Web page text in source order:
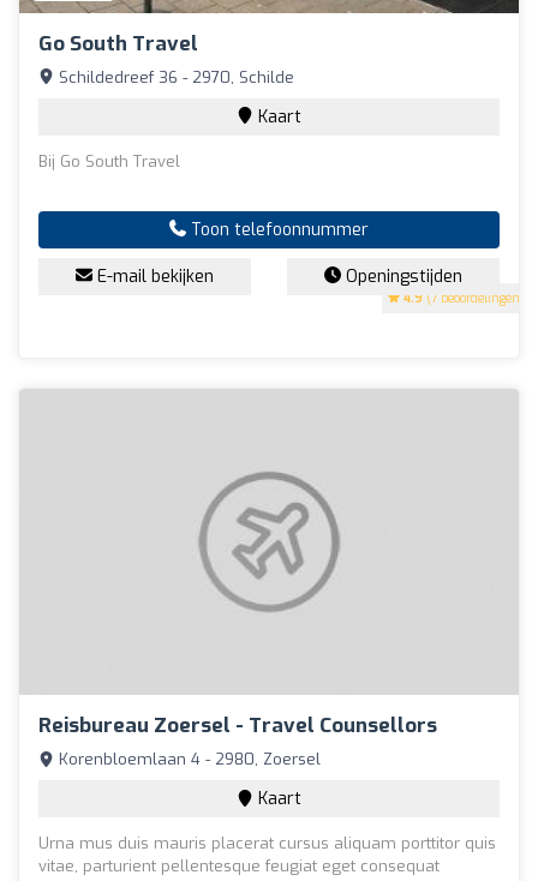
Go South Travel
4.9 (7 beoordelingen)
Schildedreef 36 - 2970, Schilde
Kaart
Bij Go South Travel
Toon telefoonnummer
E-mail bekijken Openingstijden
Reisbureau Zoersel - Travel Counsellors
Korenbloemlaan 4 - 2980, Zoersel
Kaart
Urna mus duis mauris placerat cursus aliquam porttitor quis
vitae, parturient pellentesque feugiat eget consequat